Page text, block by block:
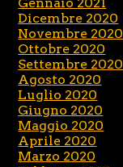
Dicembre 2020
Novembre 2020
Ottobre 2020
Settembre 2020
Agosto 2020
Luglio 2020
Giugno 2020
Maggio 2020
Aprile 2020
Marzo 2020